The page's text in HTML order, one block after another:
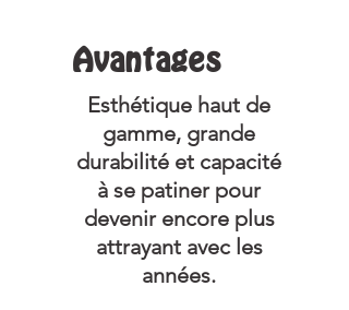
Avantages
Esthétique haut de
gamme, grande
durabilité et capacité
à se patiner pour
devenir encore plus
attrayant avec les
années.